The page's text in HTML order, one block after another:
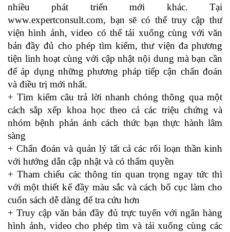
nhiều phát triển mới khác. Tại
www.expertconsult.com, bạn sẽ có thể truy cập thư
viện hình ảnh, video có thể tải xuống cùng với văn
bản đầy đủ cho phép tìm kiếm, thư viện đa phương
tiện linh hoạt cùng với cập nhật nội dung mà bạn cần
để áp dụng những phương pháp tiếp cận chẩn đoán
và điều trị mới nhất.
+ Tìm kiếm câu trả lời nhanh chóng thông qua một
cách sắp xếp khoa học theo cả các triệu chứng và
nhóm bệnh phản ánh cách thức bạn thực hành lâm
sàng
+ Chẩn đoán và quản lý tất cả các rối loạn thần kinh
với hướng dẫn cập nhật và có thẩm quyền
+ Tham chiếu các thông tin quan trọng ngay tức thì
với một thiết kế đầy màu sắc và cách bố cục làm cho
cuốn sách dễ dàng để tra cứu hơn
+ Truy cập văn bản đầy đủ trực tuyến với ngân hàng
hình ảnh, video cho phép tìm và tải xuống cùng các